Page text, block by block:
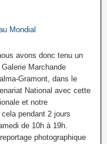
Mondial
avons donc tenu un
Marchande
Gramont, dans le
National avec cette
et notre
pendant 2 jours
de 10h à 19h.
photographique